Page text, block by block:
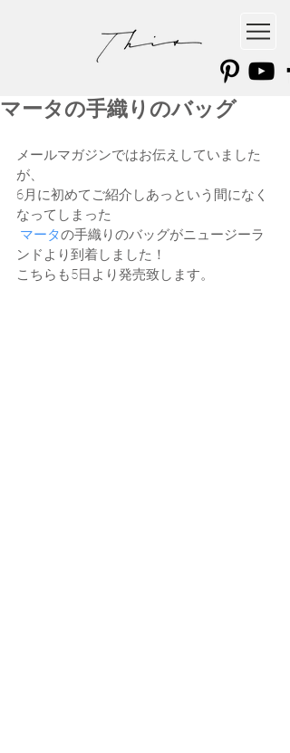
マータの手織りのバッグ
メールマガジンではお伝えしていました
が、
6月に初めてご紹介しあっという間になく
なってしまった
マータの手織りのバッグがニュージーラ
ンドより到着しました！
こちらも5日より発売致します。